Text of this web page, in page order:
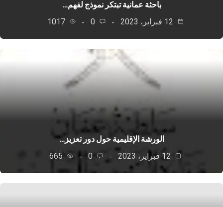
باحثة عمانية تبتكر نموذج لفهم…
0
1017
الورشة الإقليمية حول دور تعزيز…
0
665